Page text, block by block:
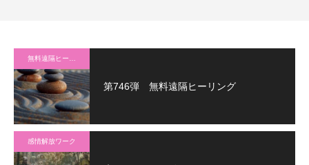
第746弾 無料遠隔ヒーリング
感情解放ワーク